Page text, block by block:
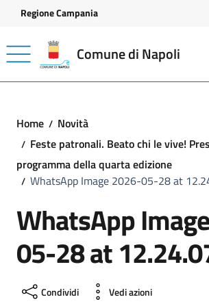
Vai ai contenuti
Vai al footer
Regione Campania
Comune di Napoli
Home
Novità
Feste patronali. Beato chi le vive!
programma della quarta edizione
WhatsApp Image 2026-05-28 at
WhatsApp
05-28 at
Condividi Vedi azioni